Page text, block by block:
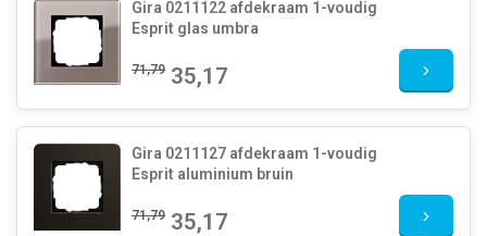
Gira 0211122 afdekraam 1-voudig
Esprit glas umbra
71,79 35,17
Gira 0211127 afdekraam 1-voudig
Esprit aluminium bruin
71,79 35,17